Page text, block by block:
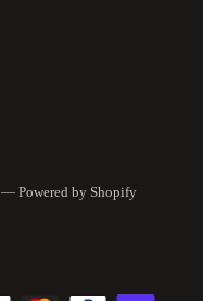
— Powered by Shopify